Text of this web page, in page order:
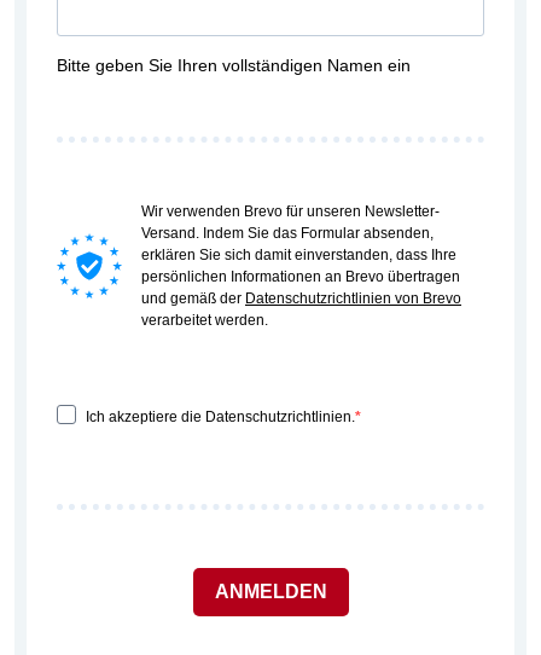
Bitte geben Sie Ihren vollständigen Namen ein
Wir verwenden Brevo für unseren Newsletter-
Versand. Indem Sie das Formular absenden,
erklären Sie sich damit einverstanden, dass Ihre
persönlichen Informationen an Brevo übertragen
und gemäß der Datenschutzrichtlinien von Brevo
verarbeitet werden.
Ich akzeptiere die Datenschutzrichtlinien.
ANMELDEN